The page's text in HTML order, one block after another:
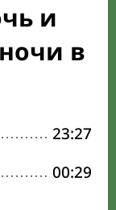
и
в
23:27
00:29